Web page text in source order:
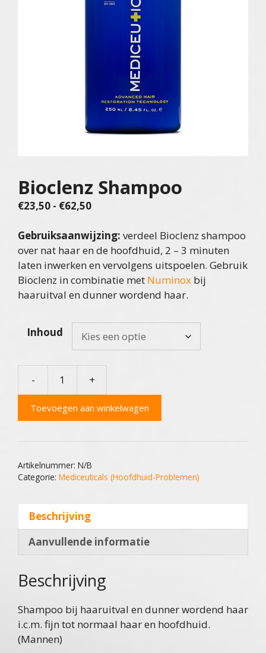
Bioclenz Shampoo
€23,50 - €62,50Prijsklasse:
tot
€62,50
Gebruiksaanwijzing: verdeel Bioclenz shampoo
over nat haar en de hoofdhuid, 2 – 3 minuten
laten inwerken en vervolgens uitspoelen. Gebruik
Bioclenz in combinatie met Numinox bij
haaruitval en dunner wordend haar.
Inhoud
-
aantal
+
Toevoegen aan winkelwagen
Artikelnummer: N/B
Categorie: Mediceuticals (Hoofdhuid-Problemen)
Beschrijving
Aanvullende informatie
Beschrijving
Shampoo bij haaruitval en dunner wordend haar
i.c.m. fijn tot normaal haar en hoofdhuid.
(Mannen)